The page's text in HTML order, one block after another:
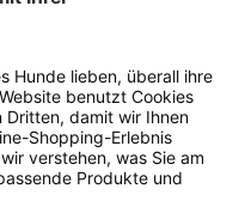
Artikel
Dieses kannst du
Hast du als
Email an
zu unseren
wir dir ein